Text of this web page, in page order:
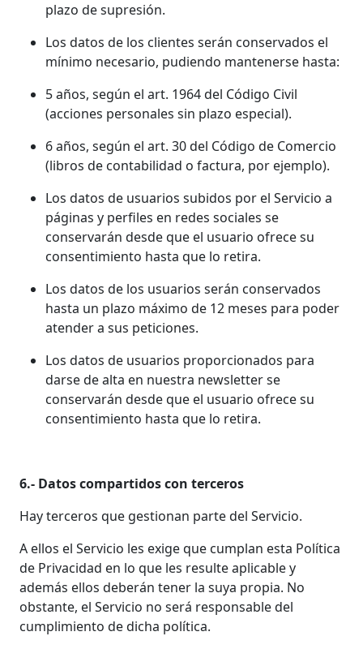
plazo de supresión.
Los datos de los clientes serán conservados el
mínimo necesario, pudiendo mantenerse hasta:
5 años, según el art. 1964 del Código Civil
(acciones personales sin plazo especial).
6 años, según el art. 30 del Código de Comercio
(libros de contabilidad o factura, por ejemplo).
Los datos de usuarios subidos por el Servicio a
páginas y perfiles en redes sociales se
conservarán desde que el usuario ofrece su
consentimiento hasta que lo retira.
Los datos de los usuarios serán conservados
hasta un plazo máximo de 12 meses para poder
atender a sus peticiones.
Los datos de usuarios proporcionados para
darse de alta en nuestra newsletter se
conservarán desde que el usuario ofrece su
consentimiento hasta que lo retira.
6.- Datos compartidos con terceros
Hay terceros que gestionan parte del Servicio.
A ellos el Servicio les exige que cumplan esta Política
de Privacidad en lo que les resulte aplicable y
además ellos deberán tener la suya propia. No
obstante, el Servicio no será responsable del
cumplimiento de dicha política.